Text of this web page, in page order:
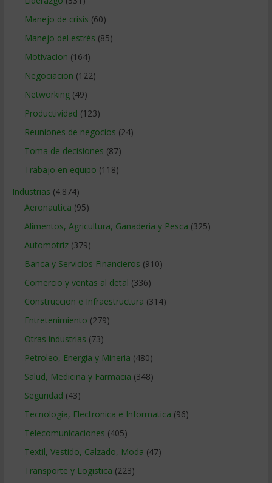
Manejo de crisis (60)
Manejo del estrés (85)
Motivacion (164)
Negociacion (122)
Networking(49)
Productividad (123)
Reuniones de negocios (24)
Toma de decisiones (87)
Trabajo en equipo (118)
Industrias (4.874)
Aeronautica (95)
Alimentos, Agricultura, Ganaderia y Pesca (325)
Automotriz(379)
Banca y Servicios Financieros (910)
Comercio y ventas al detal (336)
Construccion e Infraestructura (314)
Entretenimiento (279)
Otras industrias (73)
Petroleo, Energia y Mineria (480)
Salud, Medicina y Farmacia (348)
Seguridad (43)
Tecnologia, Electronica e Informatica (96)
Telecomunicaciones (405)
Textil, Vestido, Calzado, Moda (47)
Transporte y Logistica (223)